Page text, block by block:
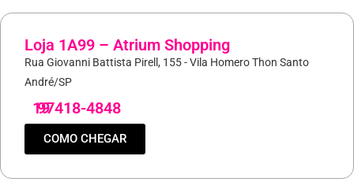
Loja 1A99 – Atrium Shopping
Rua Giovanni Battista Pirell, 155 - Vila Homero Thon Santo
André/SP
19
97418-4848
COMO CHEGAR